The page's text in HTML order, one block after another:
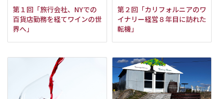
第１回「旅行会社、NYでの
百貨店勤務を経てワインの世
界へ」
第２回「カリフォルニアのワ
イナリー経営８年目に訪れた
転機」